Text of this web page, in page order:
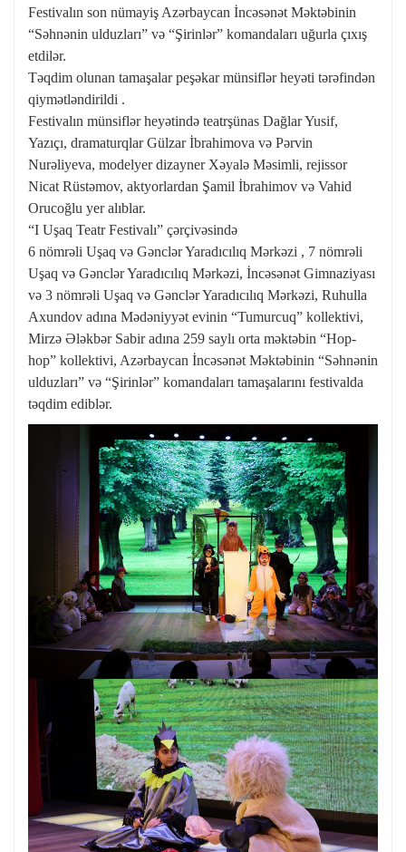
Festivalın son nümayiş Azərbaycan İncəsənət Məktəbinin
“Səhnənin ulduzları” və “Şirinlər” komandaları uğurla çıxış
etdilər.
Təqdim olunan tamaşalar peşəkar münsiflər heyəti tərəfindən
qiymətləndirildi .
Festivalın münsiflər heyətində teatrşünas Dağlar Yusif,
Yazıçı, dramaturqlar Gülzar İbrahimova və Pərvin
Nurəliyeva, modelyer dizayner Xəyalə Məsimli, rejissor
Nicat Rüstəmov, aktyorlardan Şamil İbrahimov və Vahid
Orucoğlu yer alıblar.
“I Uşaq Teatr Festivalı” çərçivəsində
6 nömrəli Uşaq və Gənclər Yaradıcılıq Mərkəzi , 7 nömrəli
Uşaq və Gənclər Yaradıcılıq Mərkəzi, İncəsənət Gimnaziyası
və 3 nömrəli Uşaq və Gənclər Yaradıcılıq Mərkəzi, Ruhulla
Axundov adına Mədəniyyət evinin “Tumurcuq” kollektivi,
Mirzə Ələkbər Sabir adına 259 saylı orta məktəbin “Hop-
hop” kollektivi, Azərbaycan İncəsənət Məktəbinin “Səhnənin
ulduzları” və “Şirinlər” komandaları tamaşalarını festivalda
təqdim ediblər.